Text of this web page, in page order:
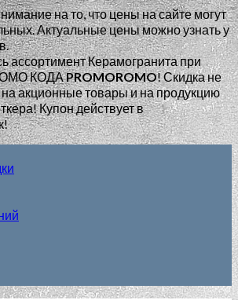
на то, что цены на сайте могут
Актуальные цены можно узнать у
ассортимент Керамогранита при
КОДАPROMOROMO!Скидка не
акционные товары и на продукцию
Купон действует в